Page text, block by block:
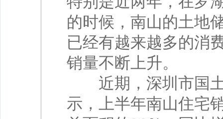
的时候，南山的土地
已经有越来越多的消
销量不断上升。
近期，深圳市国土
示，上半年南山住宅